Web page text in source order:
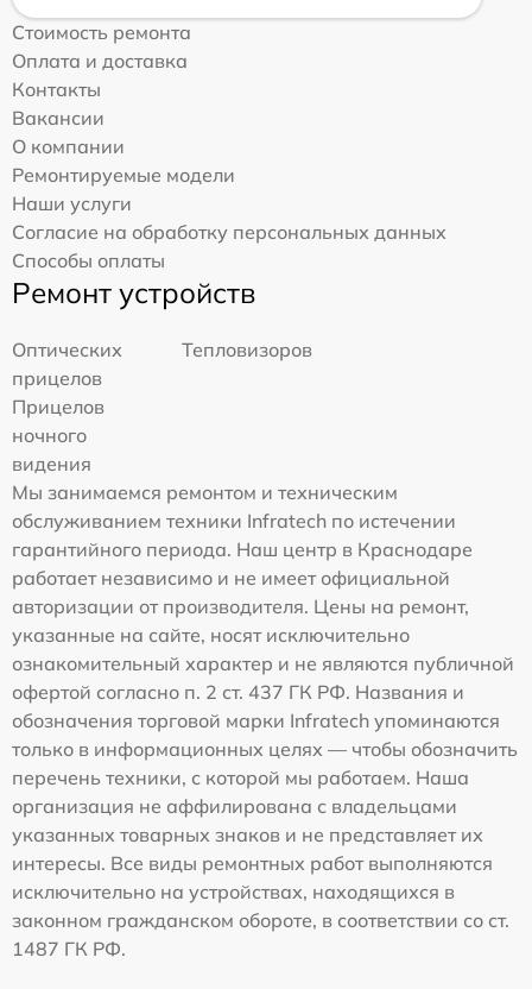
Стоимость ремонта
Оплата и доставка
Контакты
Вакансии
О компании
Ремонтируемые модели
Наши услуги
Согласие на обработку персональных данных
Способы оплаты
Ремонт устройств
Оптических
прицелов
Тепловизоров
Прицелов
ночного
видения
Мы занимаемся ремонтом и техническим
обслуживанием техники Infratech по истечении
гарантийного периода. Наш центр в Краснодаре
работает независимо и не имеет официальной
авторизации от производителя. Цены на ремонт,
указанные на сайте, носят исключительно
ознакомительный характер и не являются публичной
офертой согласно п. 2 ст. 437 ГК РФ. Названия и
обозначения торговой марки Infratech упоминаются
только в информационных целях — чтобы обозначить
перечень техники, с которой мы работаем. Наша
организация не аффилирована с владельцами
указанных товарных знаков и не представляет их
интересы. Все виды ремонтных работ выполняются
исключительно на устройствах, находящихся в
законном гражданском обороте, в соответствии со ст.
1487 ГК РФ.